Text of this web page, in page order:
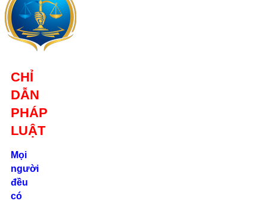
CHỈ
DẪN
PHÁP
LUẬT
Mọi
người
đều
có
Trao đổi
Tin tức
Liên hệ
Số 24/2B
Đường Võ
Oanh, P. 25, Q.
Bình Thạnh, Tp.
Hồ Chí Minh
0862.000.639